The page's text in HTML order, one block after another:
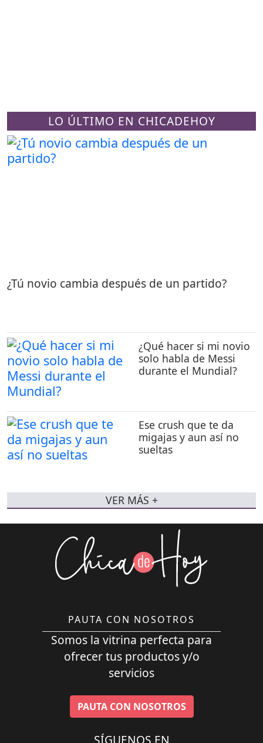
LO ÚLTIMO EN CHICADEHOY
¿Tú novio cambia después de un partido?
¿Qué hacer si mi novio
solo habla de Messi
durante el Mundial?
Ese crush que te da
migajas y aun así no
sueltas
VER MÁS +
PAUTA CON NOSOTROS
Somos la vitrina perfecta para
ofrecer tus productos y/o
servicios
PAUTA CON NOSOTROS